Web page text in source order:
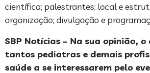
científica; palestrantes; local e
organização; divulgação e
SBP Notícias – Na sua opinião, o
tantos pediatras e demais
saúde a se interessarem pelo